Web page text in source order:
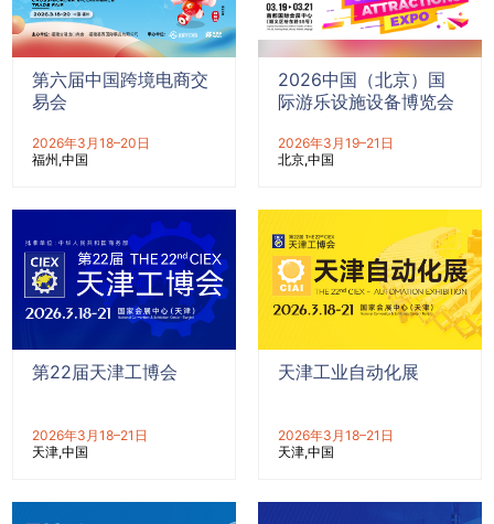
第六届中国跨境电商交
易会
2026年3月18–20日
福州 中国
2026中国（北京）国
际游乐设施设备博览会
2026年3月19–21日
北京 中国
第22届天津工博会
2026年3月18–21日
天津 中国
天津工业自动化展
2026年3月18–21日
天津 中国